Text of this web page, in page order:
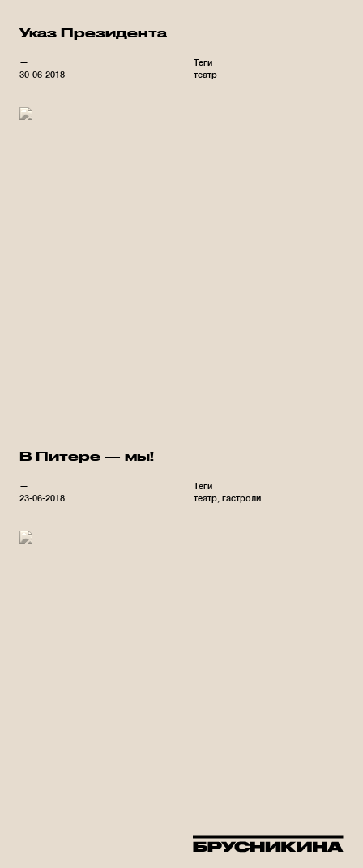
Указ Президента
—
30-06-2018
Теги
театр
В Питере — мы!
—
23-06-2018
Теги
театр гастроли